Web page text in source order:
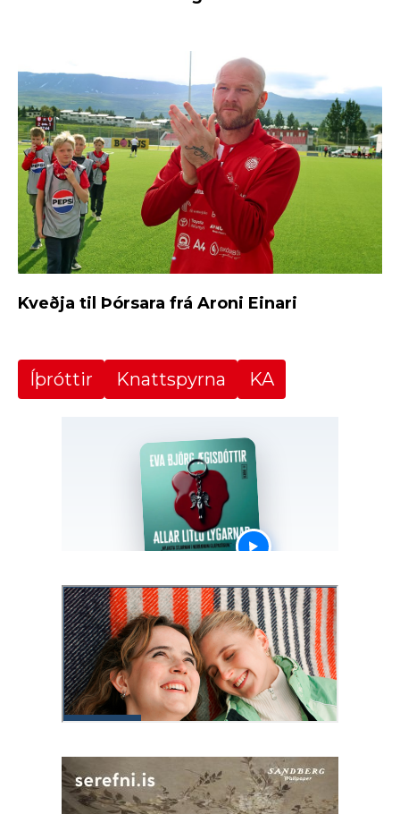
Kveðja til Þórsara frá Aroni Einari
Íþróttir Knattspyrna KA